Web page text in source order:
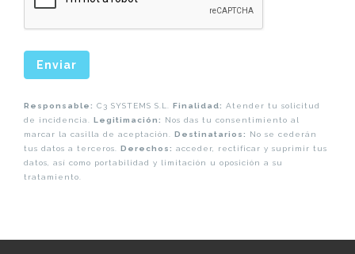
Enviar
Responsable: C3 SYSTEMS S.L. Finalidad: Atender tu solicitud
de incidencia. Legitimación:
Nos das tu consentimiento al
marcar la casilla de aceptación. Destinatarios:
No se cederán
tus datos a terceros. Derechos: acceder, rectificar y suprimir tus
datos, así como portabilidad y limitación u oposición a su
tratamiento.